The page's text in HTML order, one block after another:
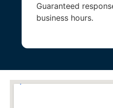
Guaranteed
business hours.